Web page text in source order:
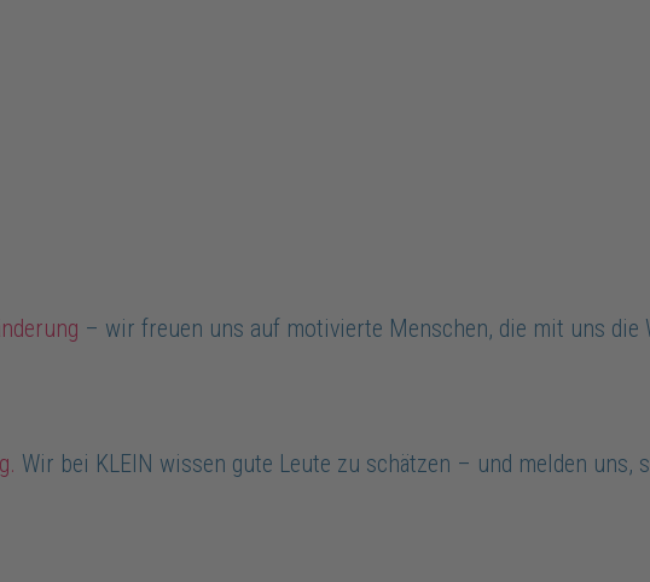
– wir freuen uns auf motivierte Menschen, die mit uns die
Wir bei KLEIN wissen gute Leute zu schätzen – und melden uns,